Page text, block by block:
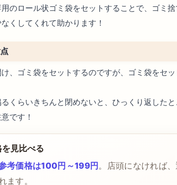
のロール状ゴミ袋をセットすることで、ゴミ
くしてくれて助かります！
、ゴミ袋をセットするのですが、ゴミ袋をセ
くらいきちんと閉めないと、ひっくり返した
です！
見比べる
考価格は100円～199円。店頭になければ
ます。